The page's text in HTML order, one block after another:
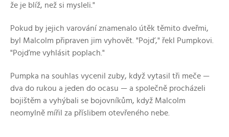
že je blíž, než si mysleli."
Pokud by jejich varování znamenalo útěk těmito dveřmi,
byl Malcolm připraven jim vyhovět. "Pojď," řekl Pumpkovi.
"Pojďme vyhlásit poplach."
Pumpka na souhlas vycenil zuby, když vytasil tři meče —
dva do rukou a jeden do ocasu — a společně procházeli
bojištěm a vyhýbali se bojovníkům, když Malcolm
neomylně mířil za příslibem otevřeného nebe.